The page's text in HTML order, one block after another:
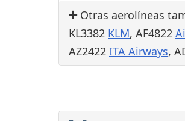
Otras aerolíneas
KL3382 KLM, AF4822
AZ2422 ITA Airways,